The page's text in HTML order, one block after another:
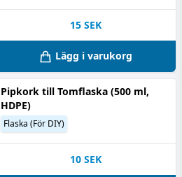
15 SEK
Lägg i varukorg
Pipkork till Tomflaska (500 ml,
HDPE)
Flaska (För DIY)
10 SEK